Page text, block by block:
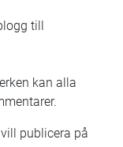
till
kan alla
publicera på